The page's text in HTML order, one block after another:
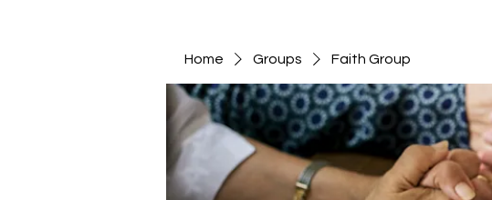
Home Groups Faith Group